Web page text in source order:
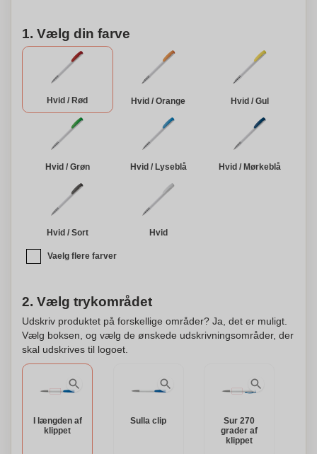
1. Vælg din farve
Hvid / Rød Hvid / Orange Hvid / Gul
Hvid / Grøn Hvid / Lyseblå Hvid / Mørkeblå
Hvid / Sort Hvid
Vaelg flere farver
2. Vælg trykområdet
Udskriv produktet på forskellige områder? Ja, det er muligt.
Vælg boksen, og vælg de ønskede udskrivningsområder, der
skal udskrives til logoet.
I længden af
klippet
Sulla clip
Sur 270
grader af
klippet